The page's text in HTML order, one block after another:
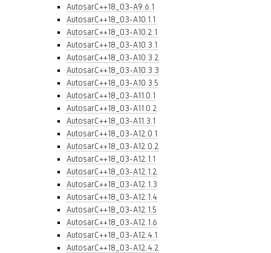
AutosarC++18_03-A9.6.1
AutosarC++18_03-A10.1.1
AutosarC++18_03-A10.2.1
AutosarC++18_03-A10.3.1
AutosarC++18_03-A10.3.2
AutosarC++18_03-A10.3.3
AutosarC++18_03-A10.3.5
AutosarC++18_03-A11.0.1
AutosarC++18_03-A11.0.2
AutosarC++18_03-A11.3.1
AutosarC++18_03-A12.0.1
AutosarC++18_03-A12.0.2
AutosarC++18_03-A12.1.1
AutosarC++18_03-A12.1.2
AutosarC++18_03-A12.1.3
AutosarC++18_03-A12.1.4
AutosarC++18_03-A12.1.5
AutosarC++18_03-A12.1.6
AutosarC++18_03-A12.4.1
AutosarC++18_03-A12.4.2